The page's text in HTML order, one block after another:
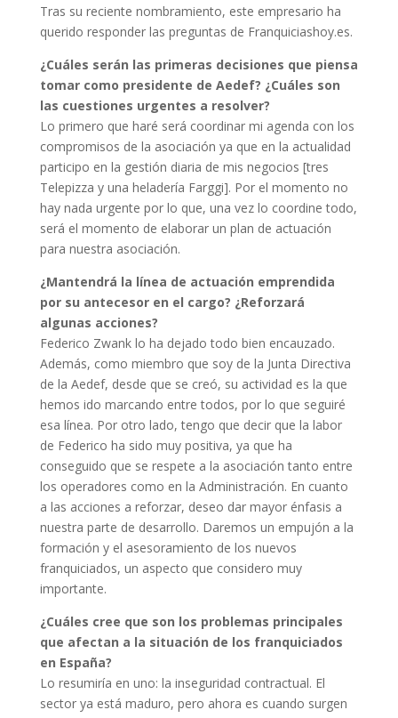
Tras su reciente nombramiento, este empresario ha
querido responder las preguntas de Franquiciashoy.es.
¿Cuáles serán las primeras decisiones que piensa
tomar como presidente de Aedef? ¿Cuáles son
las cuestiones urgentes a resolver?
Lo primero que haré será coordinar mi agenda con los
compromisos de la asociación ya que en la actualidad
participo en la gestión diaria de mis negocios [tres
Telepizza y una heladería Farggi]. Por el momento no
hay nada urgente por lo que, una vez lo coordine todo,
será el momento de elaborar un plan de actuación
para nuestra asociación.
¿Mantendrá la línea de actuación emprendida
por su antecesor en el cargo? ¿Reforzará
algunas acciones?
Federico Zwank lo ha dejado todo bien encauzado.
Además, como miembro que soy de la Junta Directiva
de la Aedef, desde que se creó, su actividad es la que
hemos ido marcando entre todos, por lo que seguiré
esa línea. Por otro lado, tengo que decir que la labor
de Federico ha sido muy positiva, ya que ha
conseguido que se respete a la asociación tanto entre
los operadores como en la Administración. En cuanto
a las acciones a reforzar, deseo dar mayor énfasis a
nuestra parte de desarrollo. Daremos un empujón a la
formación y el asesoramiento de los nuevos
franquiciados, un aspecto que considero muy
importante.
¿Cuáles cree que son los problemas principales
que afectan a la situación de los franquiciados
en España?
Lo resumiría en uno: la inseguridad contractual. El
sector ya está maduro, pero ahora es cuando surgen